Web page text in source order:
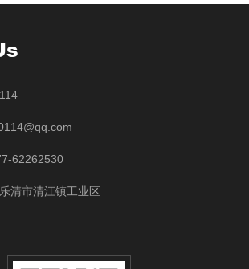
62262530
清市清江镇工业区